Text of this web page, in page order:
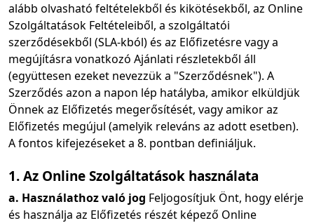
alább olvasható feltételekből és kikötésekből, az Online
Szolgáltatások Feltételeiből, a szolgáltatói
szerződésekből (SLA-kból) és az Előfizetésre vagy a
megújításra vonatkozó Ajánlati részletekből áll
(együttesen ezeket nevezzük a "Szerződésnek"). A
Szerződés azon a napon lép hatályba, amikor elküldjük
Önnek az Előfizetés megerősítését, vagy amikor az
Előfizetés megújul (amelyik releváns az adott esetben).
A fontos kifejezéseket a 8. pontban definiáljuk.
1. Az Online Szolgáltatások használata
a. Használathoz való jog Feljogosítjuk Önt, hogy elérje
és használja az Előfizetés részét képező Online